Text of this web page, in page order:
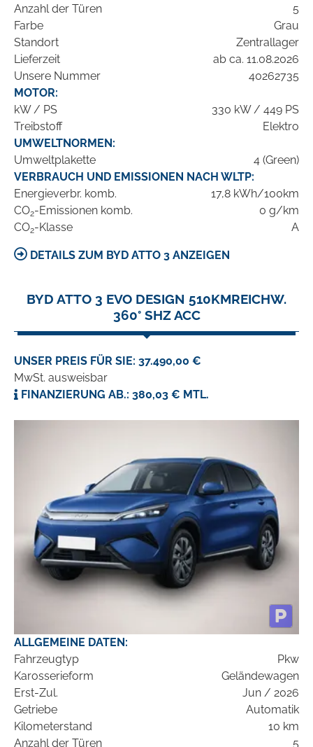
Anzahl der Türen
5
Farbe
Grau
Standort
Zentrallager
Lieferzeit
ab ca. 11.08.2026
Unsere Nummer
40262735
MOTOR:
kW / PS
330 kW / 449 PS
Treibstoff
Elektro
UMWELTNORMEN:
Umweltplakette
4 (Green)
VERBRAUCH UND EMISSIONEN NACH WLTP:
Energieverbr. komb.
17,8 kWh/100km
CO2-Emissionen komb.
0 g/km
CO2-Klasse A
DETAILS ZUM BYD ATTO 3 ANZEIGEN
BYD ATTO 3 EVO DESIGN 510KMREICHW.
360° SHZ ACC
UNSER PREIS FÜR SIE: 37.490,00 €
MwSt. ausweisbar
FINANZIERUNG AB.: 380,03 € MTL.
ALLGEMEINE DATEN:
Fahrzeugtyp
Pkw
Karosserieform
Geländewagen
Erst-Zul.
Jun / 2026
Getriebe
Automatik
Kilometerstand
10 km
Anzahl der Türen
5